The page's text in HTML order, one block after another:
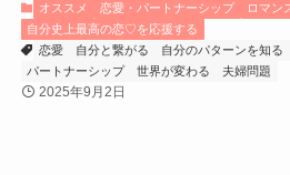
オススメ 恋愛・パートナーシップ
ロマン
自分史上最高の恋♡を応援する
恋愛
自分と繋がる 自分のパターンを知る
パートナーシップ
世界が変わる 夫婦問題
2025年9月2日